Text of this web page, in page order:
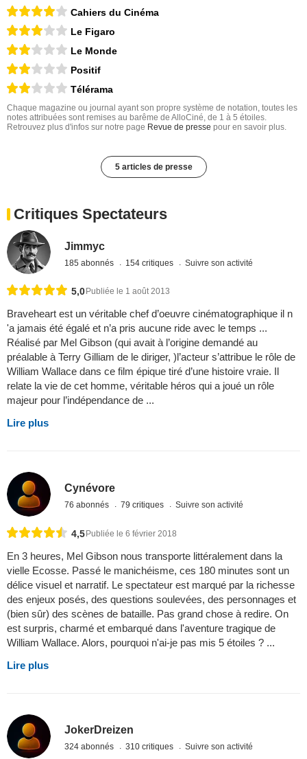
Cahiers du Cinéma
Le Figaro
Le Monde
Positif
Télérama
Chaque magazine ou journal ayant son propre système de notation, toutes les
notes attribuées sont remises au barême de AlloCiné, de 1 à 5 étoiles.
Retrouvez plus d'infos sur notre page Revue de presse pour en savoir plus.
5 articles de presse
Critiques Spectateurs
Jimmyc
185 abonnés 154 critiques Suivre son activité
5,0 Publiée le 1 août 2013
Braveheart est un véritable chef d’oeuvre cinématographique il n
'a jamais été égalé et n’a pris aucune ride avec le temps ...
Réalisé par Mel Gibson (qui avait à l’origine demandé au
préalable à Terry Gilliam de le diriger, )l’acteur s’attribue le rôle de
William Wallace dans ce film épique tiré d’une histoire vraie. Il
relate la vie de cet homme, véritable héros qui a joué un rôle
majeur pour l’indépendance de ...
Lire plus
Cynévore
76 abonnés 79 critiques Suivre son activité
4,5Publiée le 6 février 2018
En 3 heures, Mel Gibson nous transporte littéralement dans la
vielle Ecosse. Passé le manichéisme, ces 180 minutes sont un
délice visuel et narratif. Le spectateur est marqué par la richesse
des enjeux posés, des questions soulevées, des personnages et
(bien sûr) des scènes de bataille. Pas grand chose à redire. On
est surpris, charmé et embarqué dans l'aventure tragique de
William Wallace. Alors, pourquoi n'ai-je pas mis 5 étoiles ? ...
Lire plus
JokerDreizen
324 abonnés 310 critiques Suivre son activité